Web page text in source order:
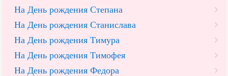
На День рождения Степана
На День рождения Станислава
На День рождения Тимура
На День рождения Тимофея
На День рождения Федора